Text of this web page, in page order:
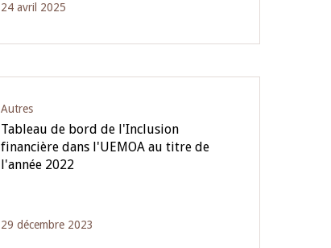
24 avril 2025
Autres
Tableau de bord de l'Inclusion
financière dans l'UEMOA au titre de
l'année 2022
29 décembre 2023